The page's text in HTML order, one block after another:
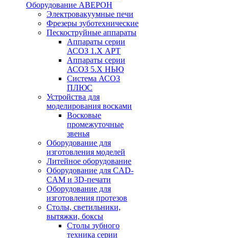
Оборудование АВЕРОН
Электровакуумные печи
Фрезеры зуботехнические
Пескоструйные аппараты
Аппараты серии
АСОЗ 1.Х АРТ
Аппараты серии
АСОЗ 5.Х НЬЮ
Система АСОЗ
ПЛЮС
Устройства для
моделирования восками
Восковые
промежуточные
звенья
Оборудование для
изготовления моделей
Литейное оборудование
Оборудование для CAD-
CAM и 3D-печати
Оборудование для
изготовления протезов
Cтолы, светильники,
вытяжки, боксы
Столы зубного
техника серии